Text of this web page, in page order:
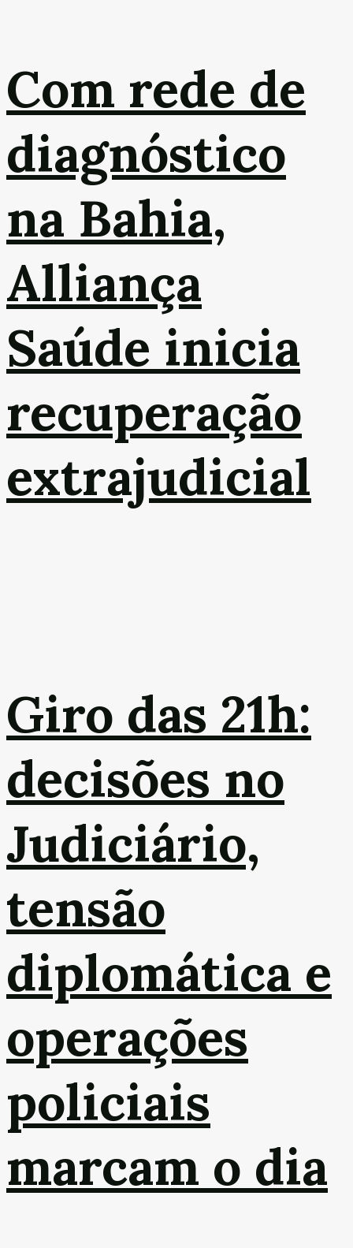
Com rede de
diagnóstico
na Bahia,
Alliança
Saúde inicia
recuperação
extrajudicial
Giro das 21h:
decisões no
Judiciário,
tensão
diplomática e
operações
policiais
marcam o dia